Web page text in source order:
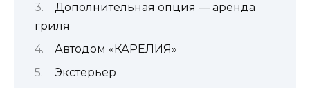
Дополнительная опция — аренда
гриля
Автодом «КАРЕЛИЯ»
Экстерьер